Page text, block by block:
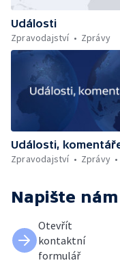
Události
Zpravodajství
Zprávy
Události,
Zpravodajství
Zprávy
Napište nám
Otevřít
kontaktní
formulář